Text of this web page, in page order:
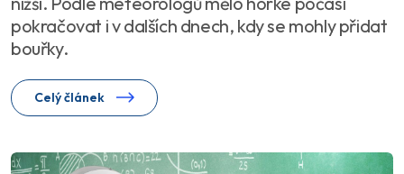
pokračovat i v dalších dnech, kdy se mohly přidat
bouřky.
Celý článek